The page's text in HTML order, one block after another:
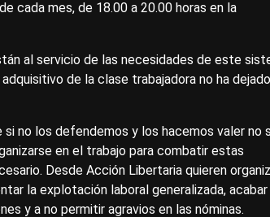
cada mes, de 18.00 a 20.00 horas en la
al servicio de las necesidades de este
de la clase trabajadora no ha
no los defendemos y los hacemos valer no
en el trabajo para combatir estas
Desde Acción Libertaria quieren
la explotación laboral generalizada,
y a no permitir agravios en las nóminas.